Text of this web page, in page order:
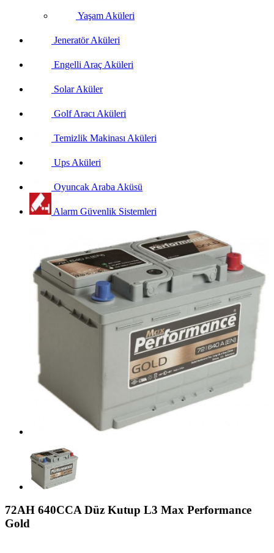
Yaşam Aküleri
Jeneratör Aküleri
Engelli Araç Aküleri
Solar Aküler
Golf Aracı Aküleri
Temizlik Makinası Aküleri
Ups Aküleri
Oyuncak Araba Aküsü
Alarm Güvenlik Sistemleri
72AH 640CCA Düz Kutup L3 Max Performance
Gold